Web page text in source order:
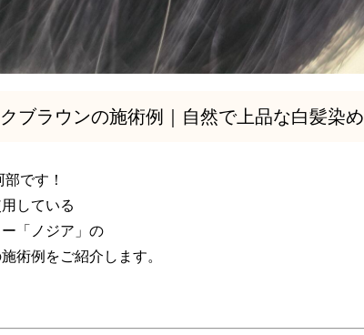
ブラウンの施術例｜自然で上品な白髪染め
です！
している
「ノジア」 の
術例 をご紹介します。